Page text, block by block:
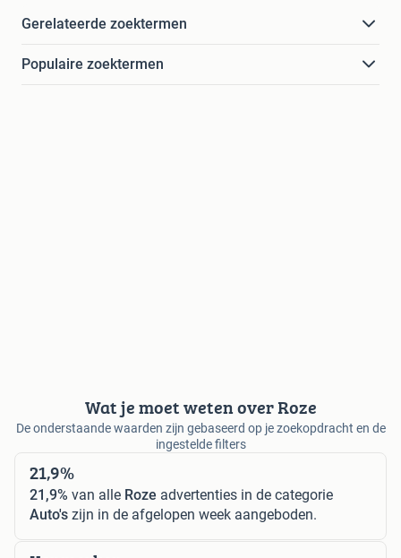
Gerelateerde zoektermen
Populaire zoektermen
Wat je moet weten over Roze
De onderstaande waarden zijn gebaseerd op je zoekopdracht en de
ingestelde filters
21,9%
21,9% van alle Roze advertenties in de categorie
Auto's zijn in de afgelopen week aangeboden.